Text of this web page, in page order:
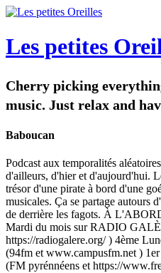
Les petites
Cherry picking
music. Just relax and
Baboucan
Podcast aux temporalités
d'ailleurs, d'hier et d'aujourd'hui.
trésor d'une pirate à bord d'une
musicales. Ça se partage autours
de derrière les fagots. À
Mardi du mois sur RADIO
https://radiogalere.org/ ) 4ème
(94fm et www.campusfm.net )
(FM pyrénnéens et https://